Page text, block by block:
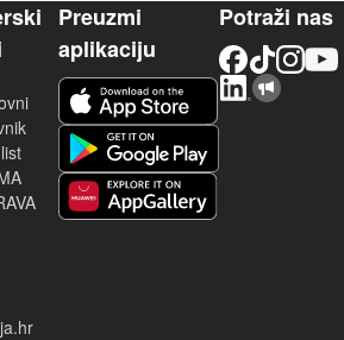
Preuzmi
aplikaciju
Potraži nas